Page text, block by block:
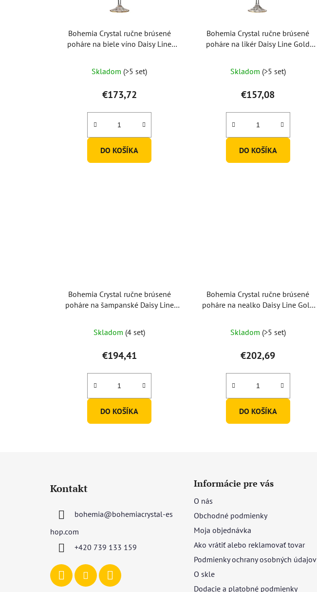
Bohemia Crystal ručne brúsené
poháre na biele víno Daisy Line
Skladom (>5 set)
€173,72
DO KOŠÍKA
Bohemia Crystal ručne brúsené
poháre na likér Daisy Line Gold
Skladom (>5 set)
€157,08
DO KOŠÍKA
Bohemia Crystal ručne brúsené
poháre na šampanské Daisy Line
Skladom (4 set)
€194,41
DO KOŠÍKA
Bohemia Crystal ručne brúsené
poháre na nealko Daisy Line Gold
Skladom (>5 set)
€202,69
DO KOŠÍKA
Kontakt
bohemia@bohemiacrystal-es
hop.com
+420 739 133 159
Informácie pre vás
O nás
Obchodné podmienky
Moja objednávka
Ako vrátiť alebo reklamovať tovar
Podmienky ochrany osobných údajov
O skle
Dodacie a platobné podmienky